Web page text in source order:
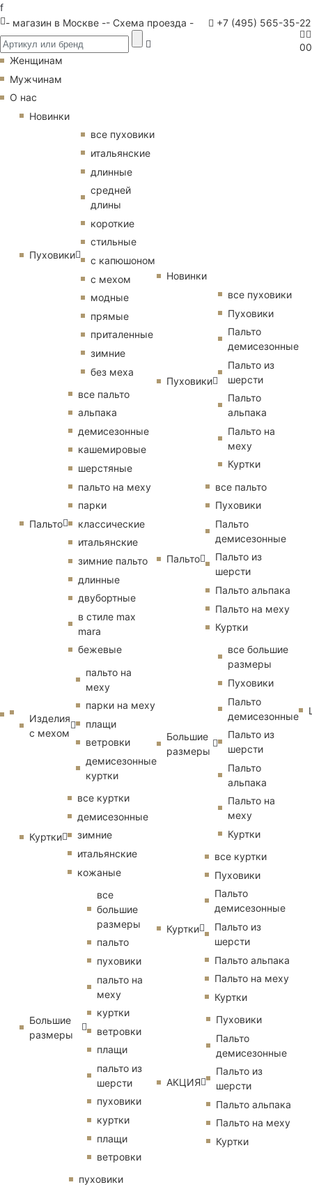
f
- магазин в Москве -- Схема проезда - +7 (495) 565-35-22
00
Женщинам
Мужчинам
О нас
Новинки
Пуховики
все пуховики
итальянские
длинные
средней
длины
короткие
стильные
с капюшоном
с мехом
модные
прямые
приталенные
зимние
без меха
Пальто
все пальто
альпака
демисезонные
кашемировые
шерстяные
пальто на меху
парки
классические
итальянские
зимние пальто
длинные
двубортные
в стиле max
mara
бежевые
Изделия
с мехом
пальто на
меху
парки на меху
плащи
ветровки
демисезонные
куртки
Куртки
все куртки
демисезонные
зимние
итальянские
кожаные
Большие
размеры
все
большие
размеры
пальто
пуховики
пальто на
меху
куртки
ветровки
плащи
пальто из
шерсти
пуховики
куртки
плащи
ветровки
пуховики
Новинки
Пуховики
все пуховики
Пуховики
Пальто
демисезонные
Пальто из
шерсти
Пальто
альпака
Пальто на
меху
Куртки
Пальто
все пальто
Пуховики
Пальто
демисезонные
Пальто из
шерсти
Пальто альпака
Пальто на меху
Куртки
Большие
размеры
все большие
размеры
Пуховики
Пальто
демисезонные
Пальто из
шерсти
Пальто
альпака
Пальто на
меху
Куртки
Куртки
все куртки
Пуховики
Пальто
демисезонные
Пальто из
шерсти
Пальто альпака
Пальто на меху
Куртки
АКЦИЯ
Пуховики
Пальто
демисезонные
Пальто из
шерсти
Пальто альпака
Пальто на меху
Куртки